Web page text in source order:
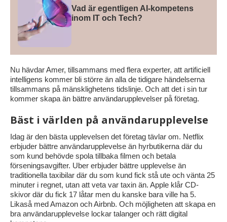
Vad är egentligen AI-kompetens
inom IT och Tech?
Nu hävdar Amer, tillsammans med flera experter, att artificiell
intelligens kommer bli större än alla de tidigare händelserna
tillsammans på mänsklighetens tidslinje. Och att det i sin tur
kommer skapa än bättre användarupplevelser på företag.
Bäst i världen på användarupplevelse
Idag är den bästa upplevelsen det företag tävlar om. Netflix
erbjuder bättre användarupplevelse än hyrbutikerna där du
som kund behövde spola tillbaka filmen och betala
förseningsavgifter. Uber erbjuder bättre upplevelse än
traditionella taxibilar där du som kund fick stå ute och vänta 25
minuter i regnet, utan att veta var taxin än. Apple klår CD-
skivor där du fick 17 låtar men du kanske bara ville ha 5.
Likaså med Amazon och Airbnb. Och möjligheten att skapa en
bra användarupplevelse lockar talanger och rätt digital